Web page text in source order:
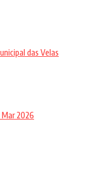
das Velas
Mar 2026